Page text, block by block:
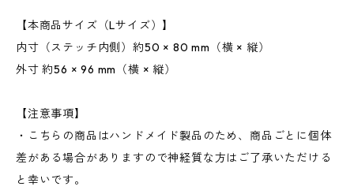
【本商品サイズ（Lサイズ）】
内寸（ステッチ内側）約50 × 80 mm（横 × 縦）
外寸 約56 × 96 mm（横 × 縦）
【注意事項】
・こちらの商品はハンドメイド製品のため、商品ごとに個体
差がある場合がありますので神経質な方はご了承いただける
と幸いです。